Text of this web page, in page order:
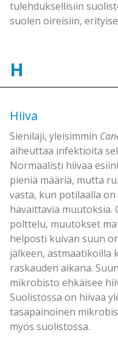
tulehduksellisiin
suolen oireisiin,
H
Hiiva
Sienilaji, yleisimmin
aiheuttaa infektioita
Normaalisti hiivaa
pieniä määriä, mutta
vasta, kun potilaalla
havaittavia muutoksia.
polttelu, muutokset
helposti kuivan suun
jälkeen, astmaatikoilla
raskauden aikana.
mikrobisto ehkäisee
Suolistossa on hiivaa
tasapainoinen
myös suolistossa.